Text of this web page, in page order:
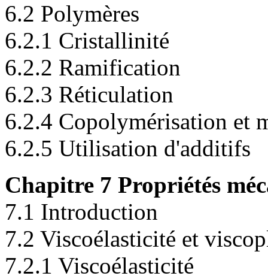
6.2 Polymères
6.2.1 Cristallinité
6.2.2 Ramification
6.2.3 Réticulation
6.2.4 Copolymérisation et
6.2.5 Utilisation d'additifs
Chapitre 7 Propriétés
7.1 Introduction
7.2 Viscoélasticité et
7.2.1 Viscoélasticité